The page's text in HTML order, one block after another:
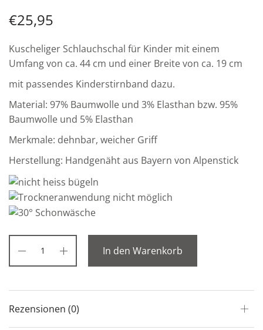
€25,95
Kuscheliger Schlauchschal für Kinder mit einem
Umfang von ca. 44 cm und einer Breite von ca. 19 cm
mit passendes Kinderstirnband dazu.
Material: 97% Baumwolle und 3% Elasthan bzw. 95%
Baumwolle und 5% Elasthan
Merkmale: dehnbar, weicher Griff
Herstellung: Handgenäht aus Bayern von Alpenstick
In den Warenkorb
Rezensionen (0)